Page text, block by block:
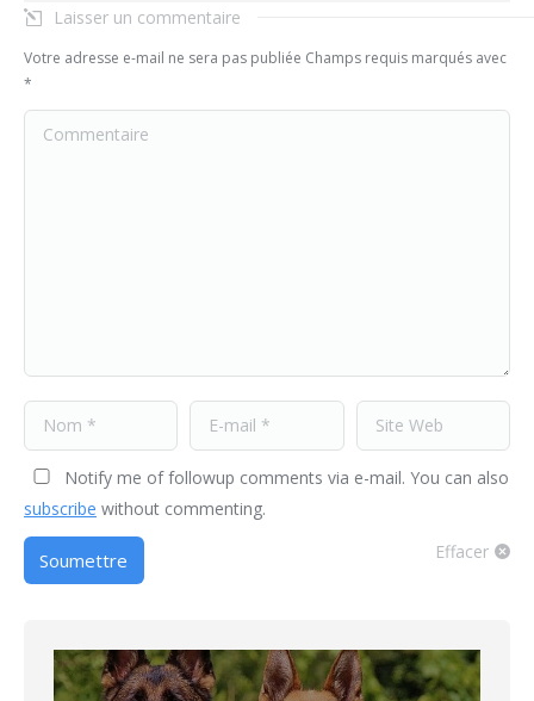
Laisser un commentaire
Votre adresse e-mail ne sera pas publiée Champs requis marqués avec
*
Commentaire
Nom * E-mail * Site Web
Notify me of followup comments via e-mail. You can also
subscribe without commenting.
Effacer
Soumettre